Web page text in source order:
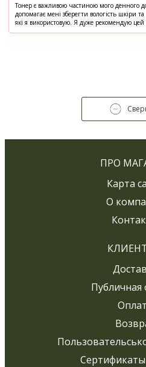
Тонер є важливою частиною мого денного
допомагає мені зберегти вологість шкіри
які я використовую. Я дуже рекомендую цей
ПРО
Карта
О
Публичная
Сертификаты